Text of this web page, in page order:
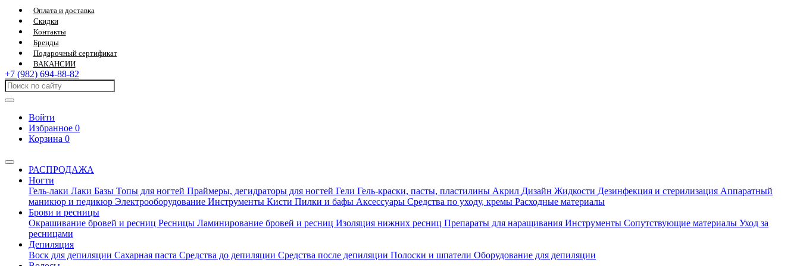
Оплата и доставка
Скидки
Контакты
Бренды
Подарочный сертификат
ВАКАНСИИ
+7 (982) 694-88-82
Войти
Избранное 0
Корзина 0
РАСПРОДАЖА
Ногти
Гель-лаки Лаки Базы Топы для ногтей Праймеры, дегидраторы для ногтей Гели Гель-краски, пасты, пластилины Акрил Дизайн Жидкости Дезинфекция и стерилизация Аппаратный
маникюр и педикюр Электрооборудование Инструменты Кисти Пилки и бафы Аксессуары Средства по уходу, кремы Расходные материалы
Брови и ресницы
Окрашивание бровей и ресниц Ресницы Ламинирование бровей и ресниц Изоляция нижних ресниц Препараты для наращивания Инструменты Сопутствующие материалы Уход за
ресницами
Депиляция
Воск для депиляции Сахарная паста Средства до депиляции Средства после депиляции Полоски и шпатели Оборудование для депиляции